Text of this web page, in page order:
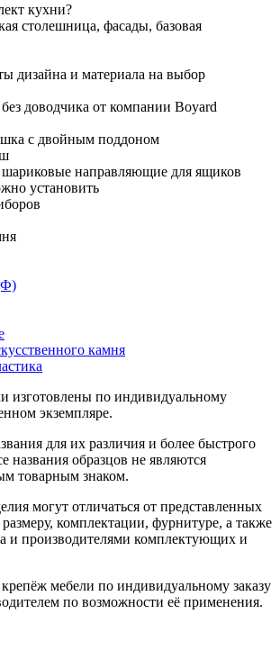
кухни?
столешница, фасады, базовая
дизайна и материала на выбор
доводчика от компании Boyard
с двойным поддоном
направляющие для ящиков
установить
камня
изготовлены по индивидуальному
экземпляре.
для их различия и более быстрого
названия образцов не являются
товарным знаком.
могут отличаться от представленных
комплектации, фурнитуре, а также
и производителями комплектующих и
мебели по индивидуальному заказу
по возможности её применения.